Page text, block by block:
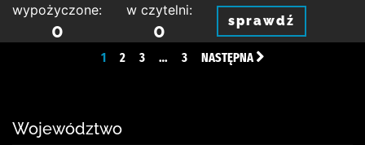
wypożyczone:
0
w czytelni:
0 sprawdź
1 2 3 … 3 NASTĘPNA
Województwo